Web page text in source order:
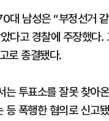
대 남성은 “부정선거
다고 경찰에 주장했다
로 종결됐다.
는 투표소를 잘못 찾아
폭행한 혐의로 신고